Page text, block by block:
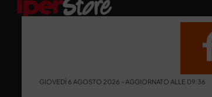
GIOVEDÌ 6 AGOSTO 2026 - AGGIORNATO ALLE 09:36